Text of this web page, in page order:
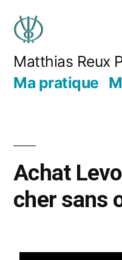
Matthias Reux
Ma pratique
Achat
cher sans